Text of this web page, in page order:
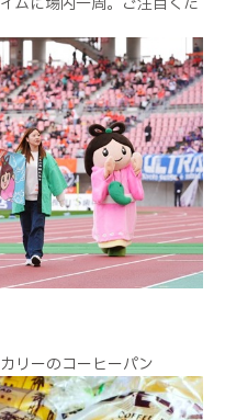
リーのコーヒーパン